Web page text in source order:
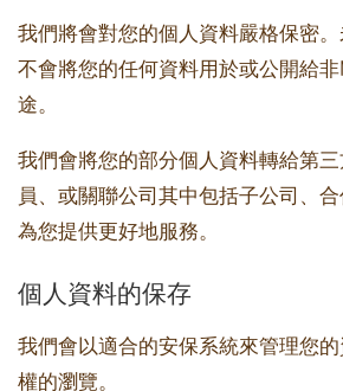
我們將會對您的個人資料嚴格保密
不會將您的任何資料用於或公開給
途。
我們會將您的部分個人資料轉給第
員、或關聯公司其中包括子公司、
為您提供更好地服務。
個人資料的保存
我們會以適合的安保系統來管理您
權的瀏覽。